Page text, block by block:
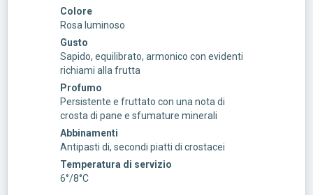
Colore
Rosa luminoso
Gusto
Sapido, equilibrato, armonico con evidenti
richiami alla frutta
Profumo
Persistente e fruttato con una nota di
crosta di pane e sfumature minerali
Abbinamenti
Antipasti di, secondi piatti di crostacei
Temperatura di servizio
6°/8°C